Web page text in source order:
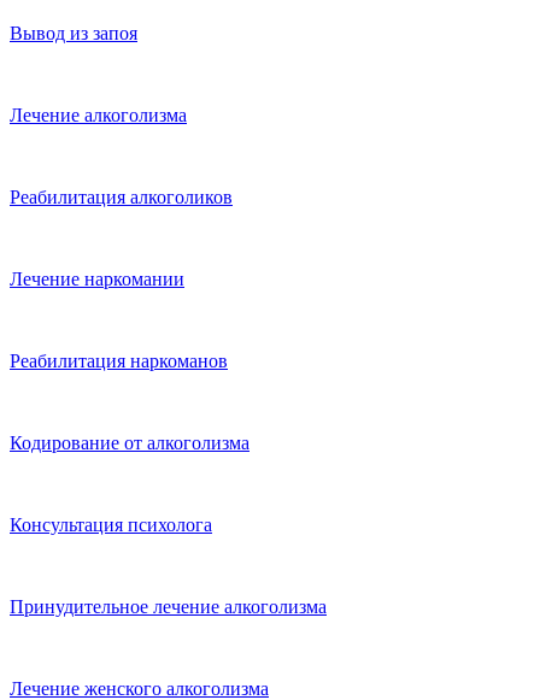
Вывод из запоя
Лечение алкоголизма
Реабилитация алкоголиков
Лечение наркомании
Реабилитация наркоманов
Кодирование от алкоголизма
Консультация психолога
Принудительное лечение алкоголизма
Лечение женского алкоголизма